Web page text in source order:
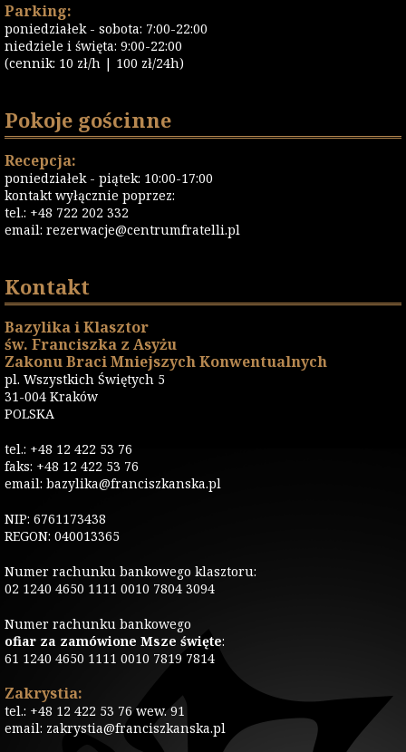
Parking:
poniedziałek - sobota: 7:00-22:00
niedziele i święta: 9:00-22:00
(cennik: 10 zł/h | 100 zł/24h)
Pokoje gościnne
Recepcja:
poniedziałek - piątek: 10:00-17:00
kontakt wyłącznie poprzez:
tel.: +48 722 202 332
email: rezerwacje@centrumfratelli.pl
Kontakt
Bazylika i Klasztor
św. Franciszka z Asyżu
Zakonu Braci Mniejszych Konwentualnych
pl. Wszystkich Świętych 5
31-004 Kraków
POLSKA
tel.: +48 12 422 53 76
faks: +48 12 422 53 76
email: bazylika@franciszkanska.pl
NIP: 6761173438
REGON: 040013365
Numer rachunku bankowego klasztoru:
02 1240 4650 1111 0010 7804 3094
Numer rachunku bankowego
ofiar za zamówione Msze święte:
61 1240 4650 1111 0010 7819 7814
Zakrystia:
tel.: +48 12 422 53 76 wew. 91
email: zakrystia@franciszkanska.pl